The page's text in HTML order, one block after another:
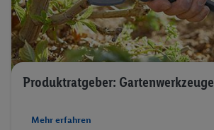
Produktratgeber: Gartenwerkzeuge
Mehr erfahren